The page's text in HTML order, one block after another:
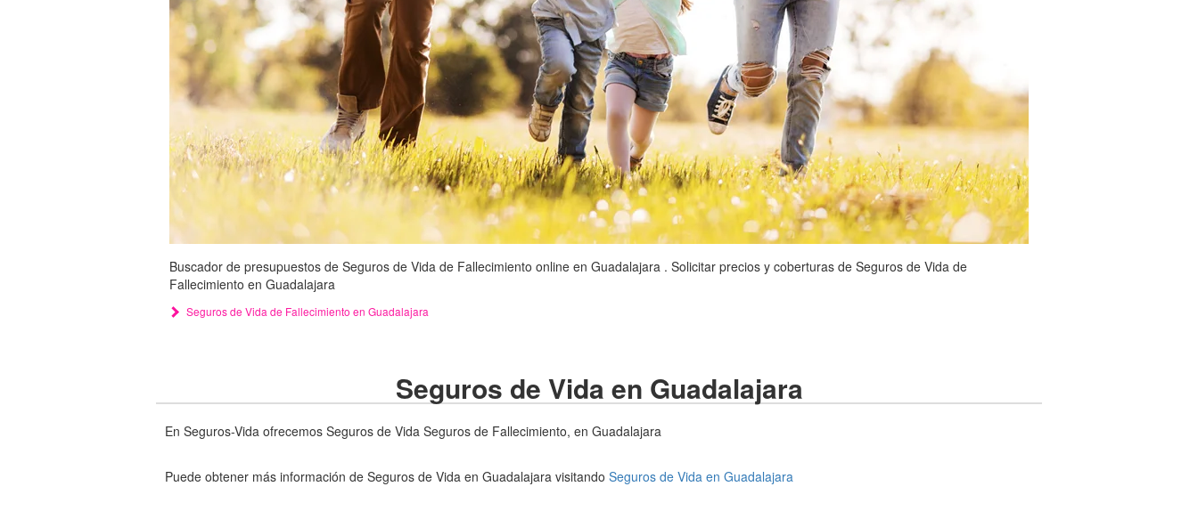
Buscador de presupuestos de Seguros de Vida de Fallecimiento online en Guadalajara . Solicitar precios y coberturas de Seguros de Vida de
Fallecimiento en Guadalajara
Seguros de Vida de Fallecimiento en Guadalajara
Seguros de Vida en Guadalajara
En Seguros-Vida ofrecemos Seguros de Vida Seguros de Fallecimiento, en Guadalajara
Puede obtener más información de Seguros de Vida en Guadalajara visitando Seguros de Vida en Guadalajara